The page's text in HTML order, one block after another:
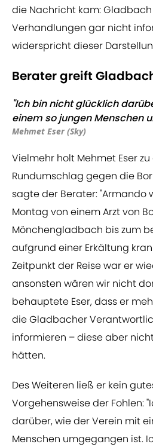
die Nachricht kam:
Verhandlungen gar nicht
widerspricht dieser
Berater greift
"Ich bin nicht glücklich
einem so jungen Menschen
Mehmet Eser (Sky)
Vielmehr holt Mehmet Eser
Rundumschlag gegen die
sagte der Berater: "Armando
Montag von einem Arzt von
Mönchengladbach bis zum
aufgrund einer Erkältung
Zeitpunkt der Reise war er
ansonsten wären wir nicht
behauptete Eser, dass er
die Gladbacher
informieren – diese aber
hätten.
Des Weiteren ließ er kein
Vorgehensweise der Fohlen:
darüber, wie der Verein mit
Menschen umgegangen ist.